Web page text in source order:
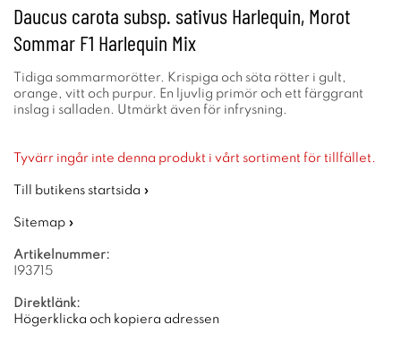
Daucus carota subsp. sativus Harlequin, Morot
Sommar F1 Harlequin Mix
Tidiga sommarmorötter. Krispiga och söta rötter i gult,
orange, vitt och purpur. En ljuvlig primör och ett färggrant
inslag i salladen. Utmärkt även för infrysning.
Tyvärr ingår inte denna produkt i vårt sortiment för tillfället.
Till butikens startsida »
Sitemap »
Artikelnummer:
I93715
Direktlänk:
Högerklicka och kopiera adressen